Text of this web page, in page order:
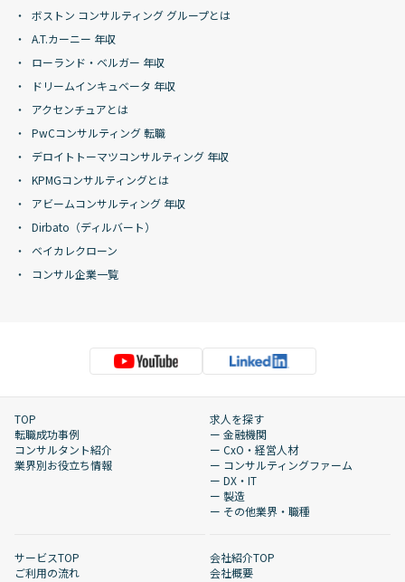
ボストン コンサルティング グループとは
A.T.カーニー 年収
ローランド・ベルガー 年収
ドリームインキュベータ 年収
アクセンチュアとは
PwCコンサルティング 転職
デロイトトーマツコンサルティング 年収
KPMGコンサルティングとは
アビームコンサルティング 年収
Dirbato（ディルバート）
ベイカレクローン
コンサル企業一覧
TOP
転職成功事例
コンサルタント紹介
業界別お役立ち情報
求人を探す
ー 金融機関
ー CxO・経営人材
ー コンサルティングファーム
ー DX・IT
ー 製造
ー その他業界・職種
サービスTOP
ご利用の流れ
会社紹介TOP
会社概要